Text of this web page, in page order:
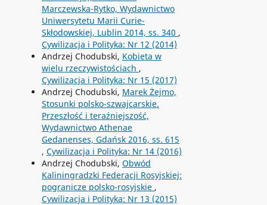
Marczewska-Rytko, Wydawnictwo
Uniwersytetu Marii Curie-
Skłodowskiej, Lublin 2014, ss. 340 ,
Cywilizacja i Polityka: Nr 12 (2014)
Andrzej Chodubski, Kobieta w
wielu rzeczywistościach ,
Cywilizacja i Polityka: Nr 15 (2017)
Andrzej Chodubski, Marek Żejmo,
Stosunki polsko-szwajcarskie.
Przeszłość i teraźniejszość,
Wydawnictwo Athenae
Gedanenses, Gdańsk 2016, ss. 615
, Cywilizacja i Polityka: Nr 14 (2016)
Andrzej Chodubski, Obwód
Kaliningradzki Federacji Rosyjskiej:
pogranicze polsko-rosyjskie ,
Cywilizacja i Polityka: Nr 13 (2015)